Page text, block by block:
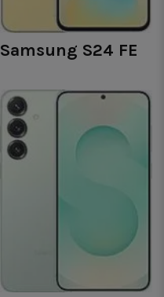
Samsung S24 FE